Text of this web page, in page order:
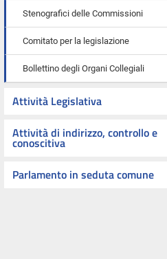
Stenografici delle Commissioni
Comitato per la legislazione
Bollettino degli Organi Collegiali
Attività Legislativa
Attività di indirizzo, controllo e
conoscitiva
Parlamento in seduta comune